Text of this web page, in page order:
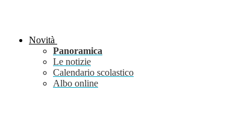
Novità
Panoramica
Le notizie
Calendario scolastico
Albo online